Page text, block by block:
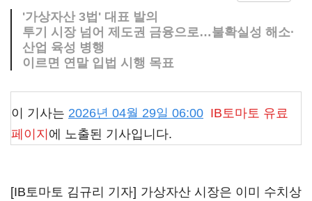
'가상자산 3법' 대표 발의
투기 시장 넘어 제도권 금융으로…불확실성 해소·
산업 육성 병행
이르면 연말 입법 시행 목표
이 기사는 2026년 04월 29일 06:00 IB토마토 유료
페이지 에 노출된 기사입니다.
[IB토마토 김규리 기자] 가상자산 시장은 이미 수치상